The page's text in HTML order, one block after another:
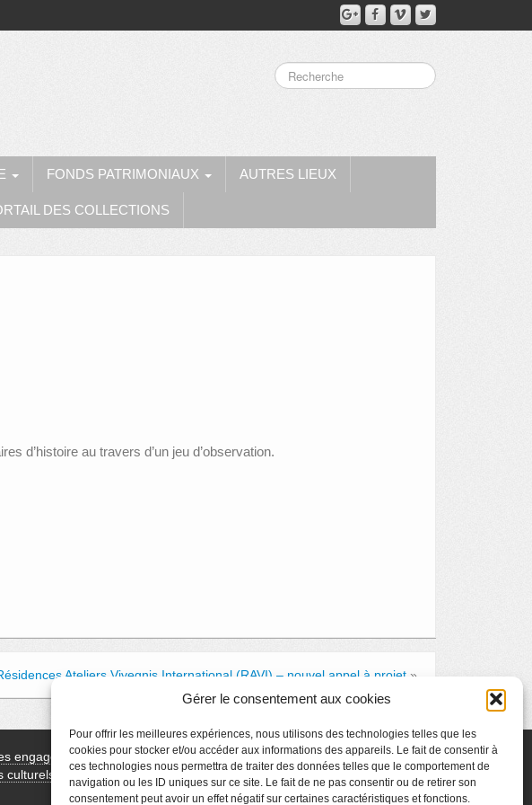
Gérer le consentement aux cookies
Pour offrir les meilleures expériences, nous utilisons des technologies telles que les
cookies pour stocker et/ou accéder aux informations des appareils. Le fait de consentir à
ces technologies nous permettra de traiter des données telles que le comportement de
navigation ou les ID uniques sur ce site. Le fait de ne pas consentir ou de retirer son
consentement peut avoir un effet négatif sur certaines caractéristiques et fonctions.
FONDS PATRIMONIAUX AUTRES LIEUX
DES COLLECTIONS
d’histoire au travers d’un jeu d’observation.
Ateliers Vivegnis International (RAVI) – nouvel appel à projet»
engagements des
culturels